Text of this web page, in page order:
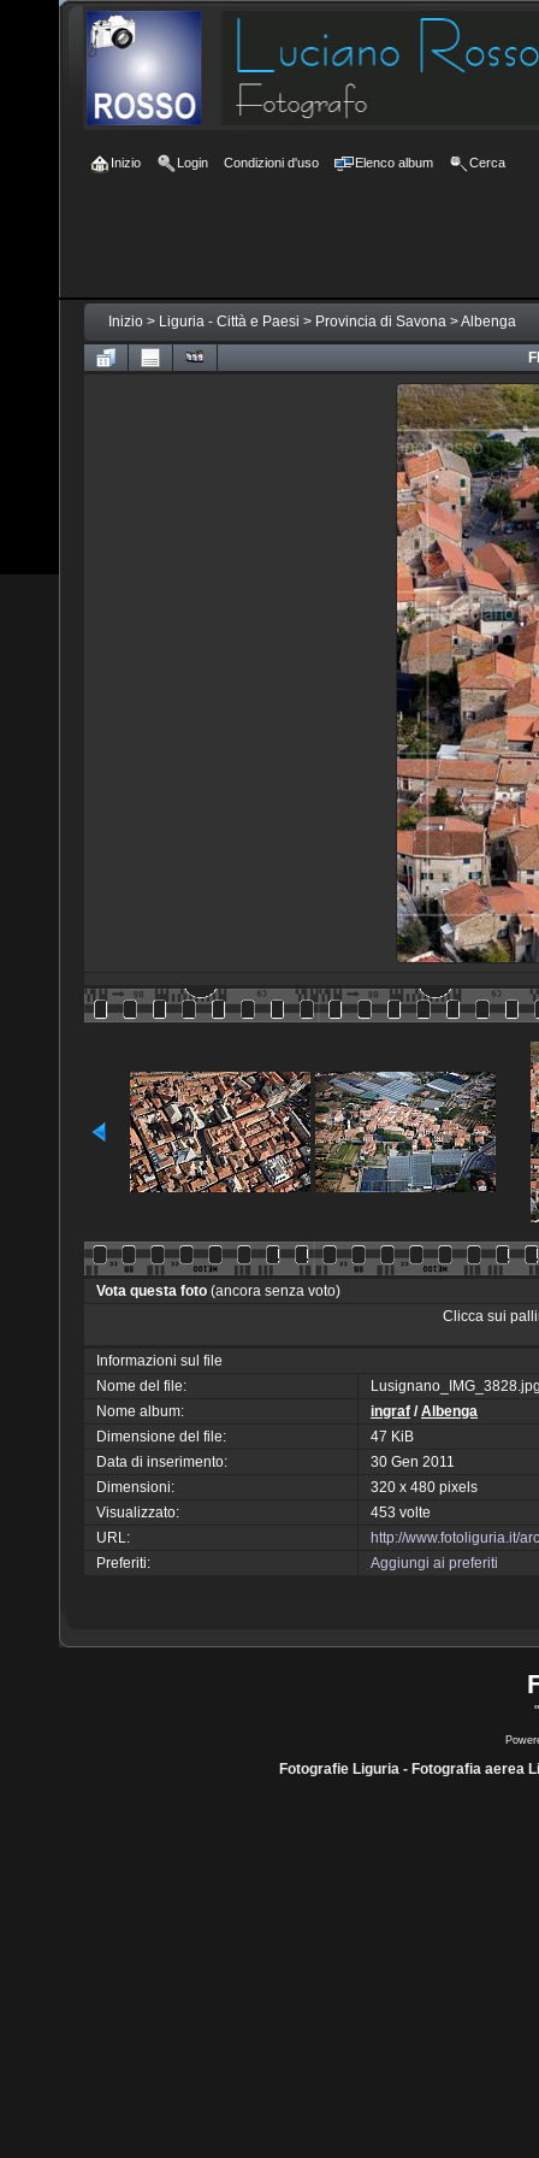
Inizio Login Condizioni d'uso Elenco album Cerca
Inizio > Liguria - Città e Paesi > Provincia di Savona >Albenga
Vota questa foto (ancora senza voto)
Clicca sui
Informazioni sul file
Nome del file:
Nome album:
ingraf /Albenga
Dimensione del file:
47 KiB
Data di inserimento:
30 Gen 2011
Dimensioni:
320 x 480 pixels
Visualizzato:
453 volte
URL:
http://www.fotoliguria.it/
Preferiti:
Aggiungi ai preferiti
Fotografie Liguria - Fotografia aerea